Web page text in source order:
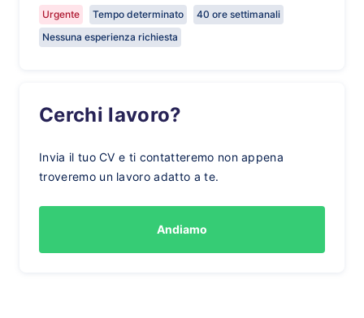
Urgente Tempo determinato
40 ore settimanali
Nessuna esperienza richiesta
Cerchi lavoro?
Invia il tuo CV e ti contatteremo non appena
troveremo un lavoro adatto a te.
Andiamo